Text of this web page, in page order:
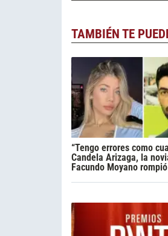
TAMBIÉN TE
“Tengo errores como
Candela Arizaga, la
Facundo Moyano